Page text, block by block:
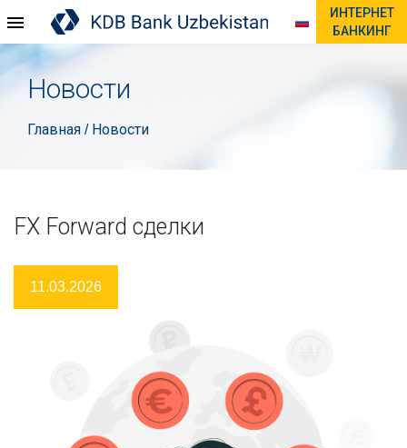
ИНТЕРНЕТ
БАНКИНГ
Новости
Главная / Новости
FX Forward сделки
11.03.2026